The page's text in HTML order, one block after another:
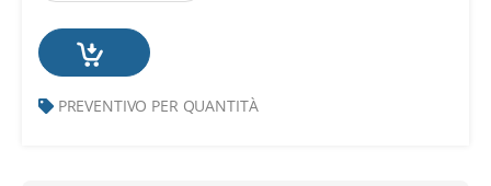
PREVENTIVO PER QUANTITÀ